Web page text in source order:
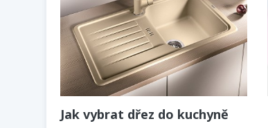
Jak vybrat dřez do kuchyně